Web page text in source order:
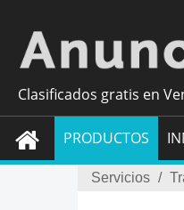
Clasificados gratis en
PRODUCTOS
Servicios /